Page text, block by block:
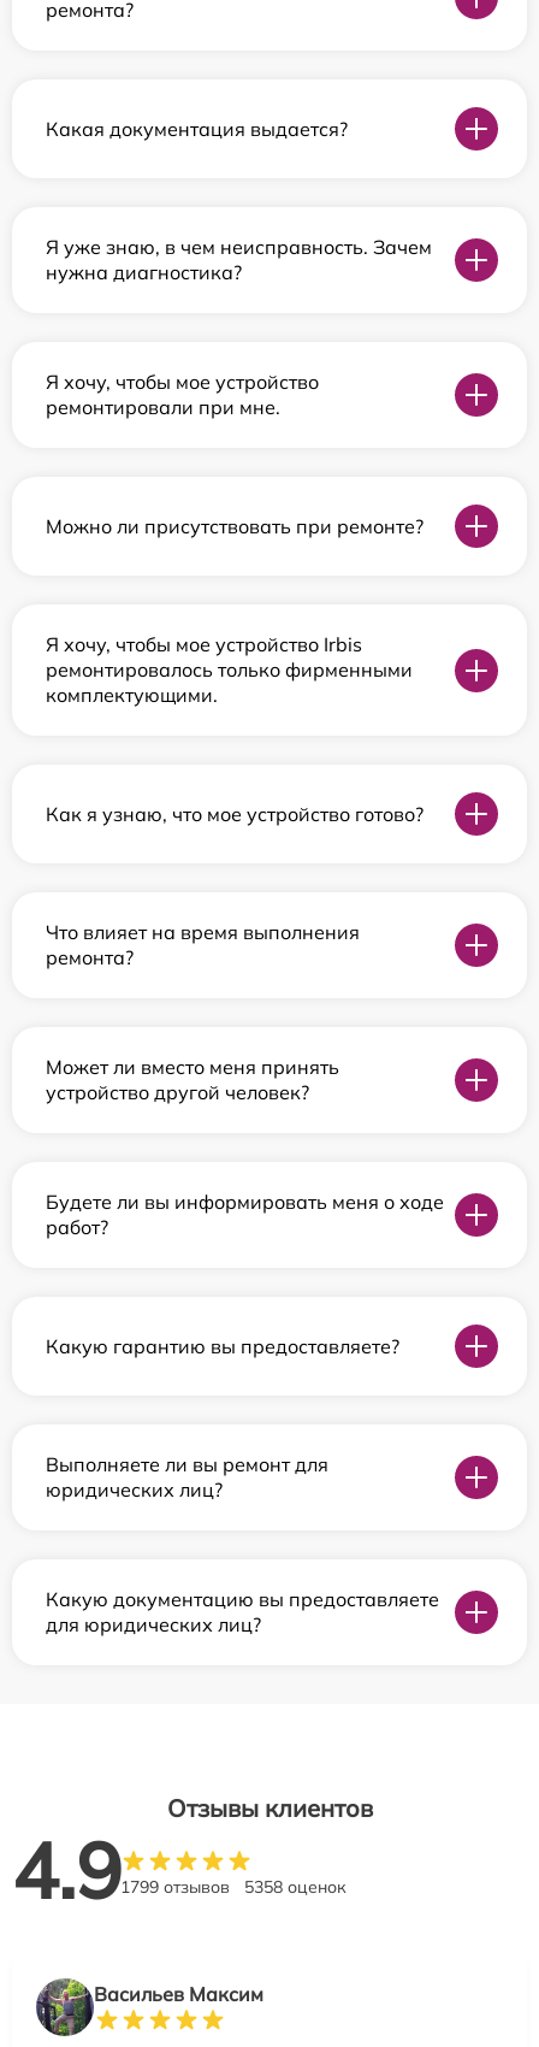
ремонта?
Какая документация выдается?
Я уже знаю, в чем неисправность. Зачем
нужна диагностика?
Я хочу, чтобы мое устройство
ремонтировали при мне.
Можно ли присутствовать при ремонте?
Я хочу, чтобы мое устройство Irbis
ремонтировалось только фирменными
комплектующими.
Как я узнаю, что мое устройство готово?
Что влияет на время выполнения
ремонта?
Может ли вместо меня принять
устройство другой человек?
Будете ли вы информировать меня о ходе
работ?
Какую гарантию вы предоставляете?
Выполняете ли вы ремонт для
юридических лиц?
Какую документацию вы предоставляете
для юридических лиц?
Отзывы клиентов
4.91799 отзывов 5358 оценок
Васильев Максим